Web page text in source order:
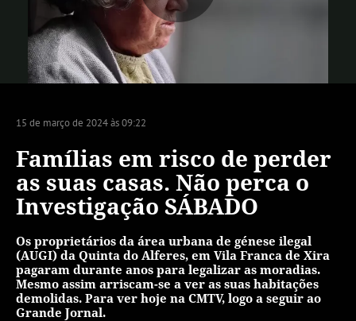
15 de março de 2024 às 09:22
Famílias em risco de perder
as suas casas. Não perca o
Investigação SÁBADO
Os proprietários da área urbana de génese ilegal
(AUGI) da Quinta do Alferes, em Vila Franca de Xira
pagaram durante anos para legalizar as moradias.
Mesmo assim arriscam-se a ver as suas habitações
demolidas. Para ver hoje na CMTV, logo a seguir ao
Grande Jornal.